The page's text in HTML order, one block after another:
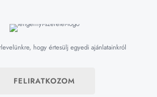
hogy értesülj egyedi ajánlatainkról
FELIRATKOZOM